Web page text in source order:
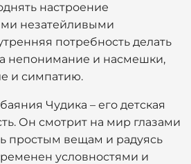
настроение
незатейливыми
потребность делать
непонимание и насмешки,
и симпатию.
Чудика – его детская
Он смотрит на мир глазами
простым вещам и радуясь
условностями и